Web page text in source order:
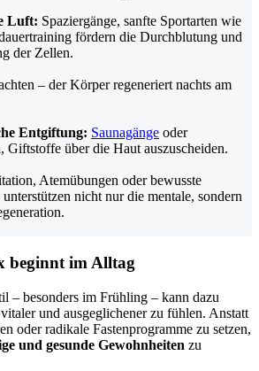
Luft: Spaziergänge, sanfte Sportarten wie
fördern die Durchblutung und
der Zellen.
– der Körper regeneriert nachts am
Entgiftung: Saunagänge oder
Giftstoffe über die Haut auszuscheiden.
Atemübungen oder bewusste
nicht nur die mentale, sondern
beginnt im Alltag
– besonders im Frühling – kann dazu
und ausgeglichener zu fühlen. Anstatt
oder radikale Fastenprogramme zu setzen,
und gesunde Gewohnheiten zu